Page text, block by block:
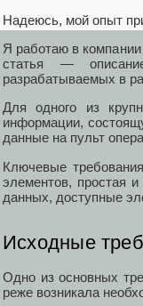
Надеюсь, мой опыт
Я работаю в
статья —
разрабатываемых в
Для одного из
информации,
данные на пульт
Ключевые
элементов, простая
данных, доступные
Исходные
Одно из основных
реже возникала